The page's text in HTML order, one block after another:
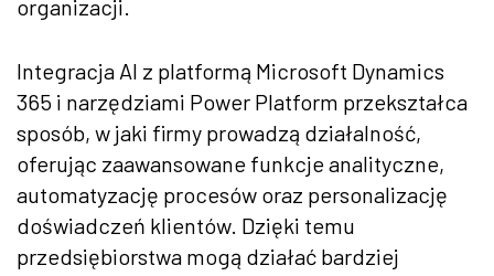
organizacji.
Integracja AI z platformą Microsoft Dynamics
365 i narzędziami Power Platform przekształca
sposób, w jaki firmy prowadzą działalność,
oferując zaawansowane funkcje analityczne,
automatyzację procesów oraz personalizację
doświadczeń klientów. Dzięki temu
przedsiębiorstwa mogą działać bardziej